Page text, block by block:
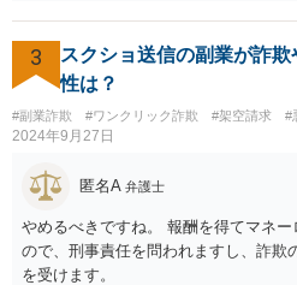
3
スクショ送信の副業が詐
性は？
#副業詐欺 #ワンクリック詐欺 #架空請求 #
2024年9月27日
匿名A 弁護士
やめるべきですね。 報酬を得てマネ
ので、刑事責任を問われますし、詐欺
を受けます。